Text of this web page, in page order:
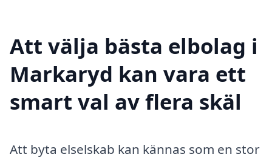
Att välja bästa elbolag i
Markaryd kan vara ett
smart val av flera skäl
Att byta elselskab kan kännas som en stor